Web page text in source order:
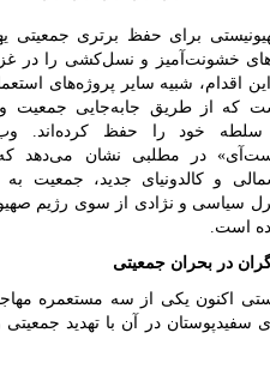
برای حفظ برتری جمعیتی
خشونت‌آمیز و نسل‌کشی را در غزه
اقدام، شبیه سایر پروژه‌های
که از طریق جابه‌جایی جمعیت
سلطه خود را حفظ کرده‌اند.
در مطلبی نشان می‌دهد که
شمالی و کالدونیای جدید، جمعیت به
سیاسی و نژادی از سوی رژیم
است.
در بحران جمعیتی
اکنون یکی از سه مستعمره
سفیدپوستان در آن با تهدید جمعیتی